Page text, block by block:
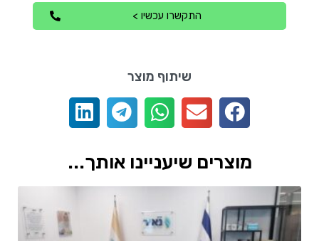
התקשרו עכשיו >
שיתוף מוצר
מוצרים שיעניינו אותך...